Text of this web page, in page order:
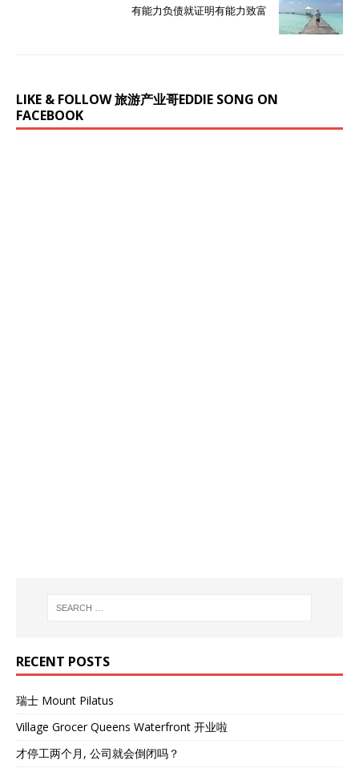
有能力负债就证明有能力致富
LIKE & FOLLOW 旅游产业哥EDDIE SONG ON
FACEBOOK
RECENT POSTS
瑞士 Mount Pilatus
Village Grocer Queens Waterfront 开业啦
才停工两个月, 公司就会倒闭吗？